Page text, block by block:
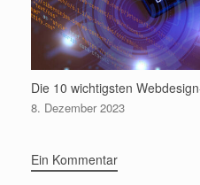
Die 10 wichtigsten
8. Dezember 2023
Ein Kommentar